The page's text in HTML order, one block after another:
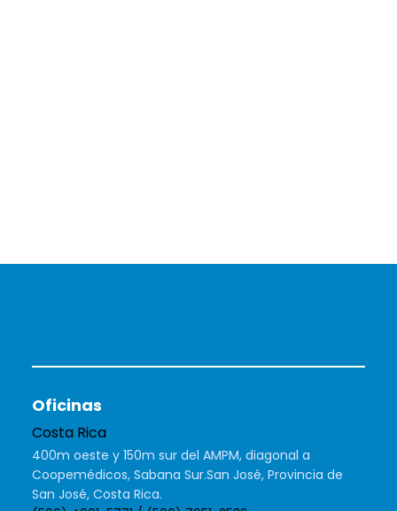
Oficinas
Costa Rica
400m oeste y 150m sur del AMPM, diagonal a
Coopemédicos, Sabana Sur.San José, Provincia de
San José, Costa Rica.